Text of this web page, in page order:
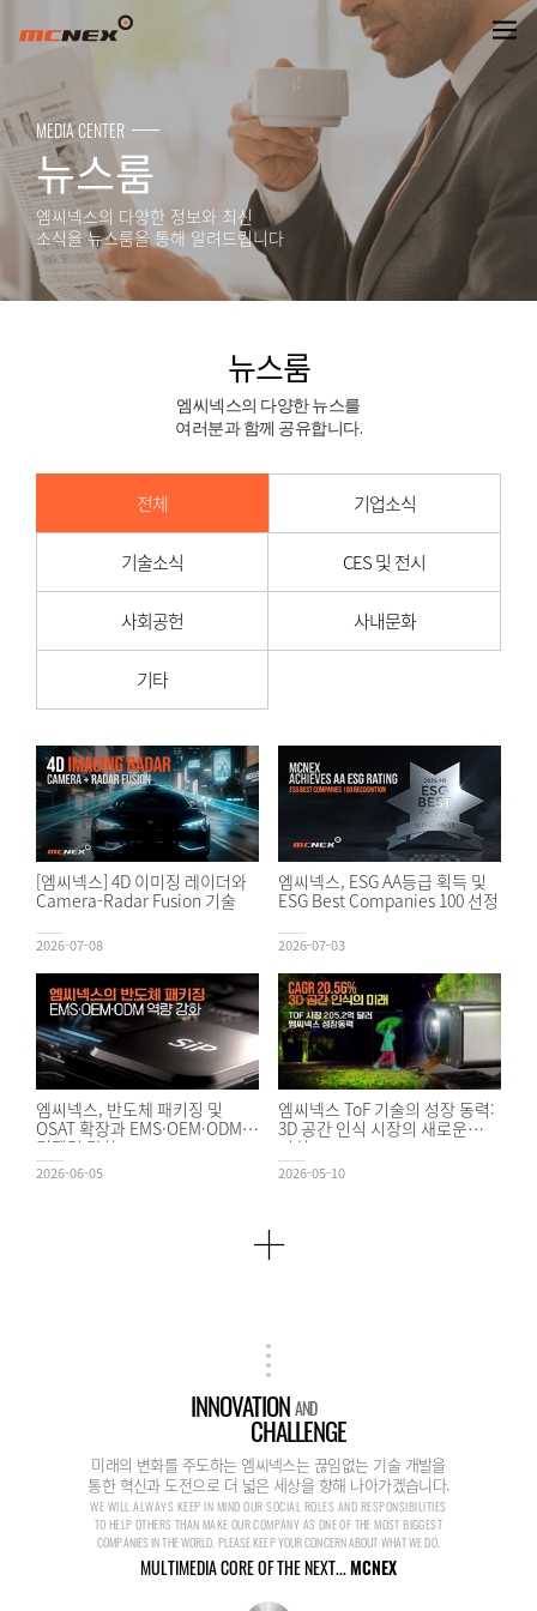
뉴스룸
MEDIA CENTER
뉴스룸
엠씨넥스의 다양한 정보와 최신
소식을 뉴스룸을 통해 알려드립니다
뉴스룸
엠씨넥스의 다양한 뉴스를
여러분과 함께 공유합니다.
전체 기업소식
기술소식 CES 및 전시
사회공헌 사내문화
기타
[엠씨넥스] 4D 이미징 레이더와
Camera-Radar Fusion 기술
2026-07-08
엠씨넥스, ESG AA등급 획득 및
ESG Best Companies 100 선정
2026-07-03
엠씨넥스, 반도체 패키징 및
OSAT 확장과 EMS·OEM·ODM
경쟁력 강화
2026-06-05
엠씨넥스 ToF 기술의 성장 동력:
3D 공간 인식 시장의 새로운
기회
2026-05-10
INNOVATIONAND
CHALLENGE
미래의 변화를 주도하는 엠씨넥스는 끊임없는 기술 개발을
통한 혁신과 도전으로 더 넓은 세상을 향해 나아가겠습니다.
WE WILL ALWAYS KEEP IN MIND OUR SOCIAL ROLES AND RESPONSIBILITIES
TO HELP OTHERS THAN MAKE OUR COMPANY AS ONE OF THE MOST BIGGEST
COMPANIES IN THE WORLD. PLEASE KEEP YOUR CONCERN ABOUT WHAT WE DO.
MULTIMEDIA CORE OF THE NEXT...MCNEX